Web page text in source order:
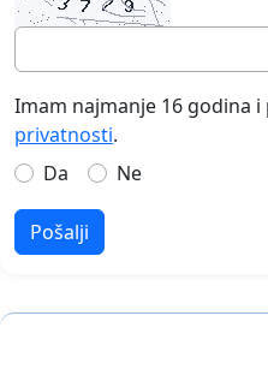
Imam najmanje 16 godina i
privatnosti.
Da
Ne
Pošalji